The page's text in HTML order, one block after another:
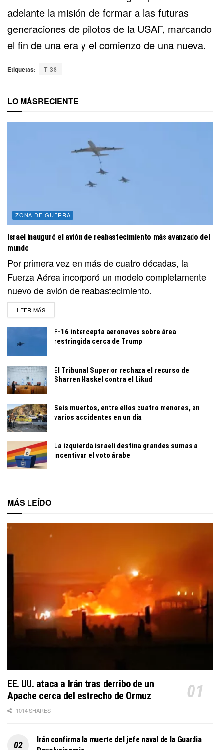
adelante la misión de formar a las futuras
generaciones de pilotos de la USAF, marcando
el fin de una era y el comienzo de una nueva.
Etiquetas: T-38
LO MÁSRECIENTE
ZONA DE GUERRA
Israel inauguró el avión de reabastecimiento más avanzado del
mundo
Por primera vez en más de cuatro décadas, la
Fuerza Aérea incorporó un modelo completamente
nuevo de avión de reabastecimiento.
LEER MÁSDETAILS
F-16 intercepta aeronaves sobre área
restringida cerca de Trump
El Tribunal Superior rechaza el recurso de
Sharren Haskel contra el Likud
Seis muertos, entre ellos cuatro menores, en
varios accidentes en un día
La izquierda israelí destina grandes sumas a
incentivar el voto árabe
MÁS LEÍDO
EE. UU. ataca a Irán tras derribo de un
Apache cerca del estrecho de Ormuz
1014 SHARES
Irán confirma la muerte del jefe naval de la Guardia